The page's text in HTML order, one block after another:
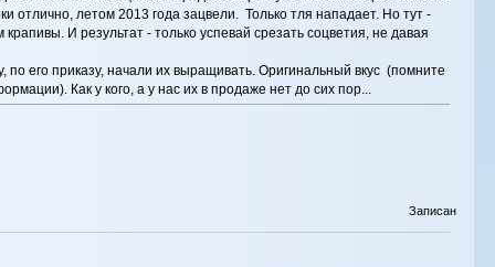
летом 2013 года зацвели. Только тля нападает. Но тут -
И результат - только успевай срезать соцветия, не давая
его приказу, начали их выращивать. Оригинальный вкус (помните
Как у кого, а у нас их в продаже нет до сих пор...
Записан